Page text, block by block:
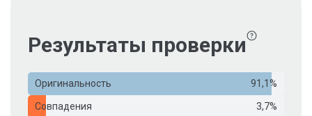
Результаты проверки
Оригинальность 91,1%
Совпадения 3,7%